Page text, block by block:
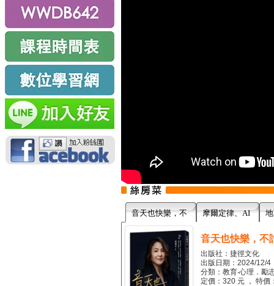
音天也快樂，不 摩爾定律、AI
音天也快樂，不
出版社：捷徑文化
出版日期：2024/12/4
分類：教育‧心理．勵
定價：320 元 ， 特價